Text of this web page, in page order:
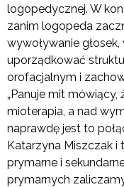
logopedycznej. W
zanim logopeda
wywoływanie
uporządkować
orofacjalnym i
„Panuje mit mówiący,
mioterapia, a nad
naprawdę jest to
Katarzyna Miszczak i
prymarne i
prymarnych